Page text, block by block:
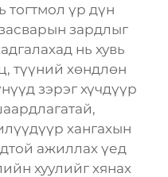
тогтмол үр дүн
зардлыг
нь хувь
түүний хөндлөн
зэрэг хүчдүүр
хангахын
ажиллах үед
хуулийг хянах